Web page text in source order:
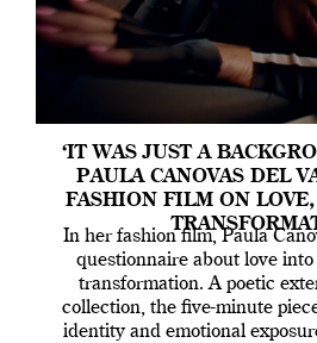
‘IT WAS JUST A
PAULA CANOVAS DEL
FASHION FILM ON
In her fashion film, Paula
questionnaire about love
transformation. A poetic
collection, the five-minute
identity and emotional